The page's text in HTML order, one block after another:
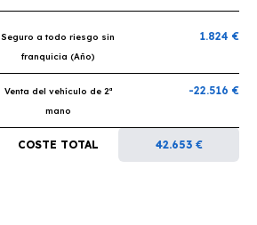
Seguro a todo riesgo sin
franquicia (Año)
1.824 €
Venta del vehículo de 2ª
mano
-22.516 €
COSTE TOTAL 42.653 €